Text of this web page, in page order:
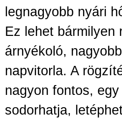
legnagyobb nyári
Ez lehet bármilyen
árnyékoló,
napvitorla. A
nagyon fontos,
sodorhatja,